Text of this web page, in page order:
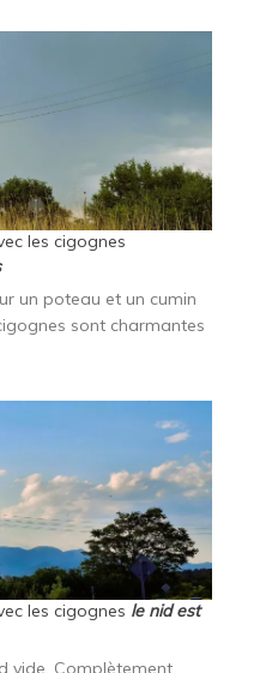
les cigognes
un poteau et un cumin
sont charmantes
les cigognes le nid est
vide. Complètement